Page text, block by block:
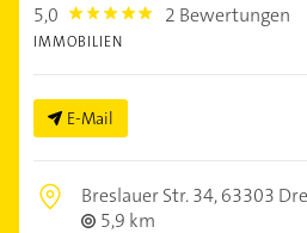
5,0 5.0 2 Bewertungen
IMMOBILIEN
E-Mail
Breslauer Str. 34,63303
5,9 km